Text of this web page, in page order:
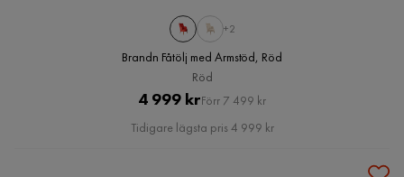
+2
Brandn Fåtölj med Armstöd, Röd
Röd
Pris
4 999 krOriginal
Pris
Förr 7 499 kr
Tidigare lägsta pris 4 999 kr